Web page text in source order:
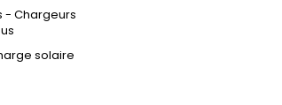
- Chargeurs
solaire